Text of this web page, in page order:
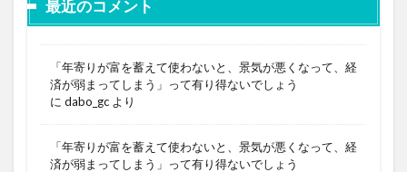
最近のコメント
「年寄りが富を蓄えて使わないと、景気が悪くなって、経
済が弱まってしまう」って有り得ないでしょう
に dabo_gc より
「年寄りが富を蓄えて使わないと、景気が悪くなって、経
済が弱まってしまう」って有り得ないでしょう